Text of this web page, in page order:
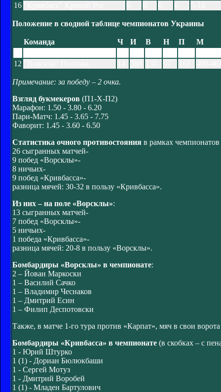
16
Положение в сводной таблице чемпионатов Украины
Команда Ч И В Н П
М
12
Примечание: за победу – 2 очка.
Взгляд букмекеров (П1-Х-П2)
Марафон: 1.50 - 3.80 - 6.20
Пари-Матч: 1.45 - 3.65 - 7.75
Фаворит: 1.45 - 3.60 - 6.50
Статистика очного противостояния в рамках
26 сыгранных матчей-
9 побед «Ворсклы»-
8 ничьих-
9 побед «Кривбасса»-
разница мячей: 30-32 в пользу «Кривбасса».
Из них – на поле «Ворсклы»:
13 сыгранных матчей-
7 побед «Ворсклы»-
5 ничьих-
1 победа «Кривбасса»-
разница мячей: 20-8 в пользу «Ворсклы».
Бомбардиры «Ворсклы» в чемпионате:
2 – Йован Маркоски
1 – Василий Сачко
1 – Владимир Чеснаков
1 – Дмитрий Есин
1 – Филип Деспотовски
Также, в матче 1-го тура против «Карпат», мяч в свои
Бомбардиры «Кривбасса» в чемпионате (в скобках – с
1 - Юрий Штурко
1 (1) - Дориан Бюлюкбаши
1 - Сергей Мотуз
1 - Дмитрий Воробей
1 (1) - Младен Бартулович